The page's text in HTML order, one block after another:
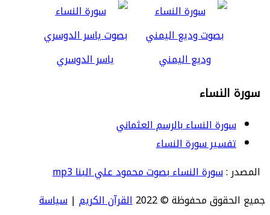
وديع اليمني ياسر الدوسري
سورة النساء
سورة النساء بالرسم العثماني
تفسير سورة النساء
المصدر :سورة النساء بصوت محمود علي البنا mp3
جميع الحقوق محفوظة © 2022
القرآن الكريم | سياسة